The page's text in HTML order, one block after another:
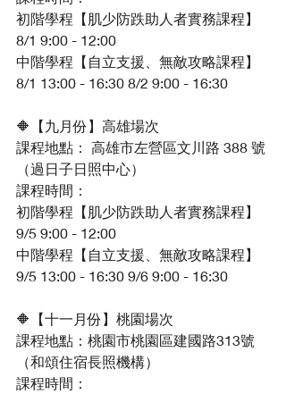
初階學程【肌少防跌助人者實務課程】
8/1 9:00 - 12:00
中階學程【自立支援、無敵攻略課程】
8/1 13:00 - 16:30 8/2 9:00 - 16:30
🔶【九月份】高雄場次
課程地點： 高雄市左營區文川路 388 號
（過日子日照中心）
課程時間：
初階學程【肌少防跌助人者實務課程】
9/5 9:00 - 12:00
中階學程【自立支援、無敵攻略課程】
9/5 13:00 - 16:30 9/6 9:00 - 16:30
🔶【十一月份】桃園場次
課程地點：桃園市桃園區建國路313號
（和頌住宿長照機構）
課程時間：